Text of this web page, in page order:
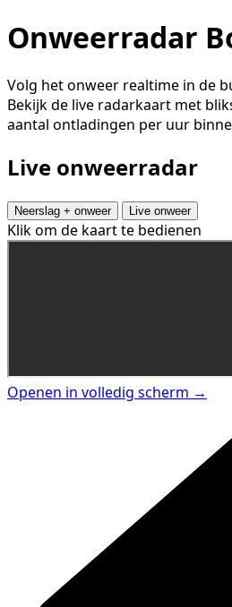
Onweerradar
Volg het onweer realtime in de
Bekijk de live radarkaart met
aantal ontladingen per uur
Live onweerradar
Neerslag + onweer Live onweer
Klik om de kaart te bedienen
Openen in volledig scherm →